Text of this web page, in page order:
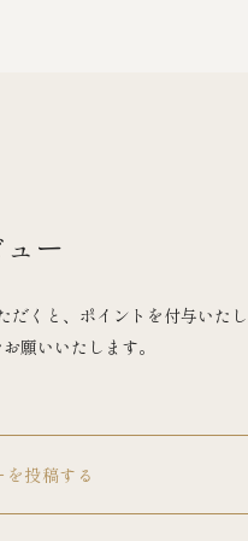
ー
だくと、ポイントを付与いた
お願いいたします。
投稿する